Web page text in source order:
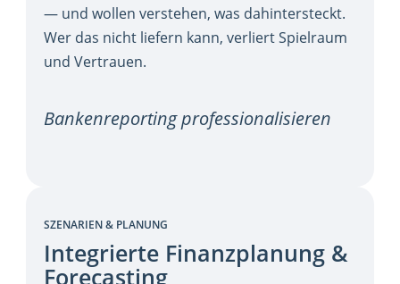
— und wollen verstehen, was dahintersteckt.
Wer das nicht liefern kann, verliert Spielraum
und Vertrauen.
Bankenreporting professionalisieren
SZENARIEN & PLANUNG
Integrierte Finanzplanung &
Forecasting